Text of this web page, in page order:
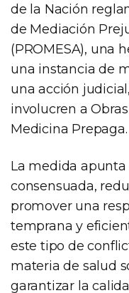
de la Nación
de Mediación
(PROMESA), una
una instancia de
una acción
involucren a
Medicina Prepaga.
La medida
consensuada,
promover una
temprana y
este tipo de
materia de salud
garantizar la